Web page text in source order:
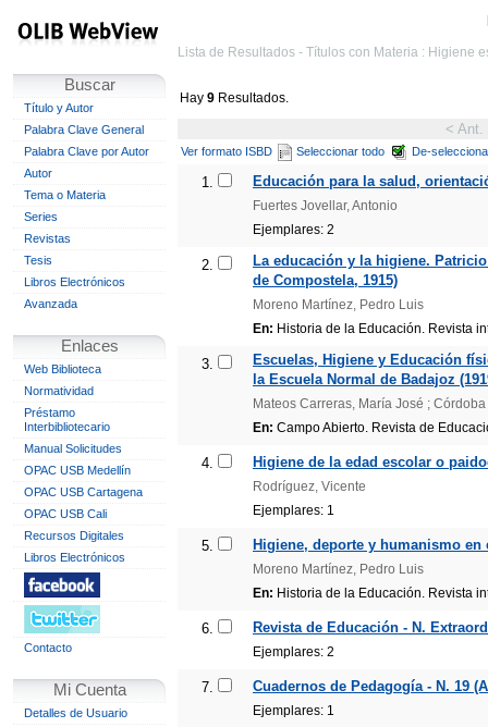
Buscar
Título y Autor
Palabra Clave General
Palabra Clave por Autor
Autor
Tema o Materia
Series
Revistas
Tesis
Libros Electrónicos
Avanzada
Enlaces
Web Biblioteca
Normatividad
Préstamo
Interbibliotecario
Manual Solicitudes
OPAC USB Medellín
OPAC USB Cartagena
OPAC USB Cali
Recursos Digitales
Libros Electrónicos
Contacto
Mi Cuenta
Detalles de Usuario
Lista de Resultados - Títulos con Materia : Higiene
Hay 9 Resultados.
< Ant.
Ver formato ISBD Seleccionar todo De-
1. Educación para la salud,
Fuertes Jovellar, Antonio
Ejemplares: 2
2.
La educación y la higiene.
de Compostela, 1915)
Moreno Martínez, Pedro Luis
En: Historia de la Educación. Revista
3.
Escuelas, Higiene y Educación
la Escuela Normal de Badajoz
Mateos Carreras, María José ;
En: Campo Abierto. Revista de
4. Higiene de la edad escolar o
Rodríguez, Vicente
Ejemplares: 1
5. Higiene, deporte y humanismo
Moreno Martínez, Pedro Luis
En: Historia de la Educación. Revista
6. Revista de Educación - N.
Ejemplares: 2
7. Cuadernos de Pedagogía - N. 19
Ejemplares: 1